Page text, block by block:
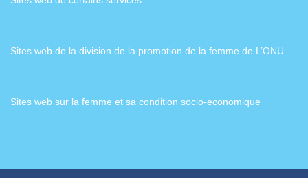
Sites web de la division de la promotion de la femme de L’ONU
Sites web sur la femme et sa condition socio-economique